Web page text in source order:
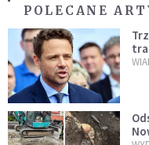
POLECANE